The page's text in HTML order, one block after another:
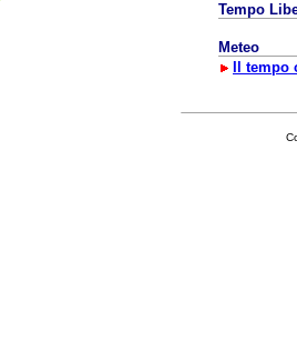
Tempo
Meteo
Il
Copyright (c)1996